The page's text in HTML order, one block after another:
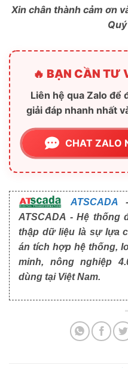
Xin chân thành cảm ơn
🔥 BẠN CẦN TƯ
Liên hệ qua Zalo để
giải đáp nhanh nhất
CHAT ZALO
ATSCADA
ATSCADA - Hệ thống
thập dữ liệu là sự lựa
án tích hợp hệ thống,
minh, nông nghiệp
dùng tại Việt Nam.